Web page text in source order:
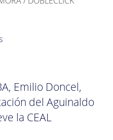
Emilio Doncel,
del Aguinaldo
la CEAL